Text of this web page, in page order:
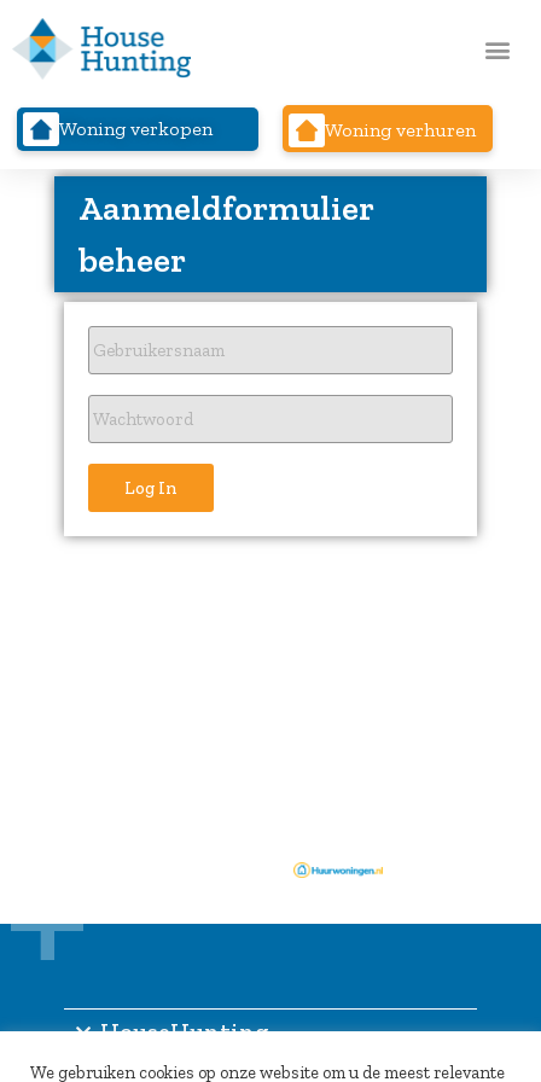
Woning verkopen Woning verhuren
Aanmeldformulier
beheer
Log In
HouseHunting
Informatie
We gebruiken cookies op onze website om u de meest relevante